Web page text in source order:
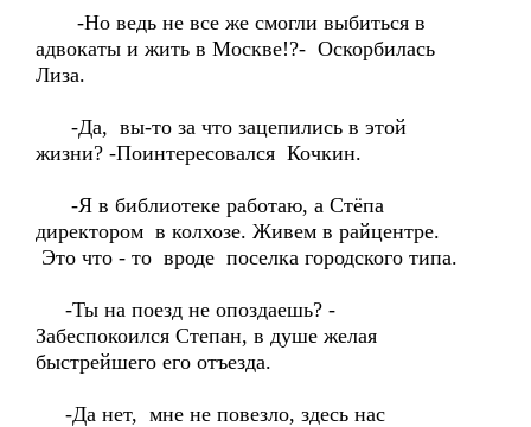
-Но ведь не все же смогли выбиться в
адвокаты и жить в Москве!?- Оскорбилась
Лиза.
-Да, вы-то за что зацепились в этой
жизни? -Поинтересовался Кочкин.
-Я в библиотеке работаю, а Стёпа
директором в колхозе. Живем в райцентре.
Это что - то вроде поселка городского типа.
-Ты на поезд не опоздаешь? -
Забеспокоился Степан, в душе желая
быстрейшего его отъезда.
-Да нет, мне не повезло, здесь нас